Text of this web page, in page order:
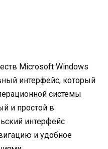
Microsoft Windows
интерфейс, который
системы
и простой в
интерфейс
и удобное